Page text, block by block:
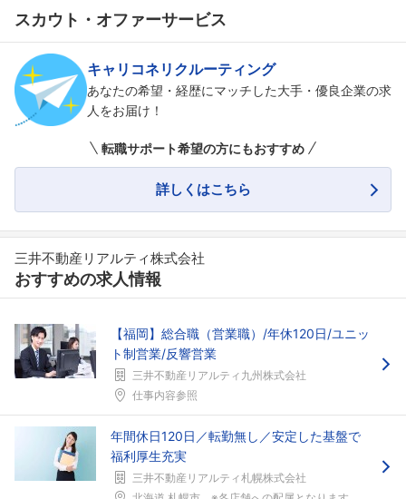
スカウト・オファーサービス
キャリコネリクルーティング
あなたの希望・経歴にマッチした大手・優良企業の求
人をお届け！
転職サポート希望の方にもおすすめ
詳しくはこちら
三井不動産リアルティ株式会社
おすすめの求人情報
【福岡】総合職（営業職）/年休120日/ユニッ
ト制営業/反響営業
三井不動産リアルティ九州株式会社
仕事内容参照
年間休日120日／転勤無し／安定した基盤で
福利厚生充実
三井不動産リアルティ札幌株式会社